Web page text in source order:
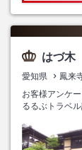
はづ木
愛知県 鳳来
お客様アンケ
るるぶトラベ